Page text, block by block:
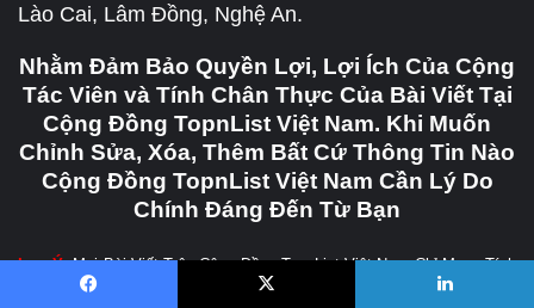
Lào Cai, Lâm Đồng, Nghệ An.
Nhằm Đảm Bảo Quyền Lợi, Lợi Ích Của Cộng
Tác Viên và Tính Chân Thực Của Bài Viết Tại
Cộng Đồng TopnList Việt Nam. Khi Muốn
Chỉnh Sửa, Xóa, Thêm Bất Cứ Thông Tin Nào
Cộng Đồng TopnList Việt Nam Cần Lý Do
Chính Đáng Đến Từ Bạn
Lưu Ý:Mọi Bài Viết Trên Cộng Đồng TopnList Việt Nam Chỉ Mang Tính
Chất Tham Khảo
KHÔNG XẾP HẠNG, KHÔNG BÌNH CHỌN - SẮP